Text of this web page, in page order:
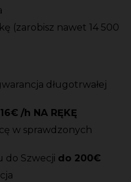
(zarobisz nawet 14 500
długotrwałej
/h NA RĘKĘ
w sprawdzonych
do Szwecji do 200€